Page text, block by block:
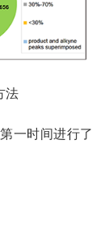
法
一时间进行了